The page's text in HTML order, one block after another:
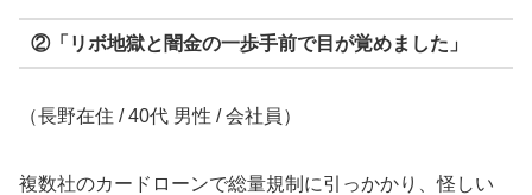
②「リボ地獄と闇金の一歩手前で目が覚めました」
（長野在住 / 40代 男性 / 会社員）
複数社のカードローンで総量規制に引っかかり、怪しい